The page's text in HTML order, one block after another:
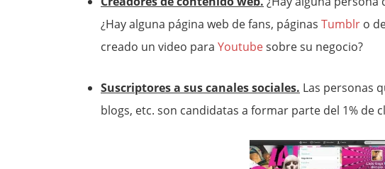
¿Hay alguna página web de fans, páginas Tumblr o
creado un video para Youtubesobre su negocio?
Suscriptores a sus canales sociales. Las personas
blogs, etc. son candidatas a formar parte del 1% de